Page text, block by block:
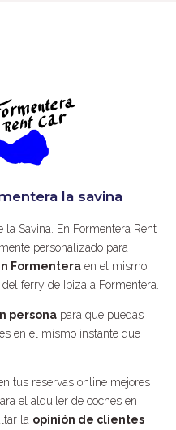
la savina
Savina. En Formentera Rent
personalizado para
Formentera en el mismo
ferry de Ibiza a Formentera.
persona para que puedas
en el mismo instante que
tus reservas online mejores
el alquiler de coches en
la opinión de clientes